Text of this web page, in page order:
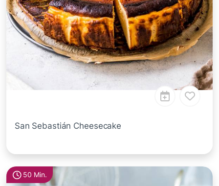
San Sebastián Cheesecake
50 Min.